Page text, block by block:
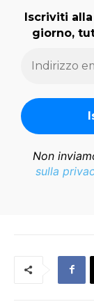
Iscriviti
giorno,
Non
sulla